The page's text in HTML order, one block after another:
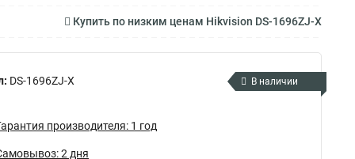
Купить по низким ценам Hikvision DS-1696ZJ-X
DS-1696ZJ-X В наличии
производителя: 1 год
2 дня